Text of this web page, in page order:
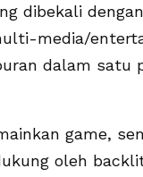
dibekali
media/
dalam satu
game,
oleh